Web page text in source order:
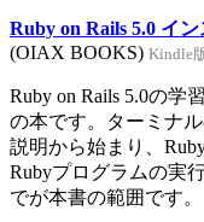
Ruby on Rails 5.0 イ
(OIAX BOOKS) Kindle
Ruby on Rails 5.0の学
の本です。ターミナ
説明から始まり、
Rubyプログラムの実
でが本書の範囲です。